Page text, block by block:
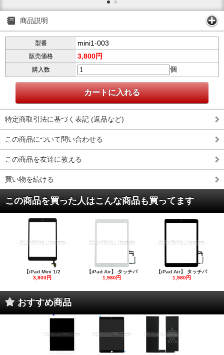
商品説明
型番 mini1-003
販売価格 3,800円
購入数 個
特定商取引法に基づく表記 (返品など)
この商品について問い合わせる
この商品を友達に教える
買い物を続ける
この商品を買った人はこんな商品も買ってます
【iPad Mini 1/2
3,800円
【iPad Air】 タッチパ
1,980円
【iPad Air】 タッチパ
1,980円
おすすめ商品